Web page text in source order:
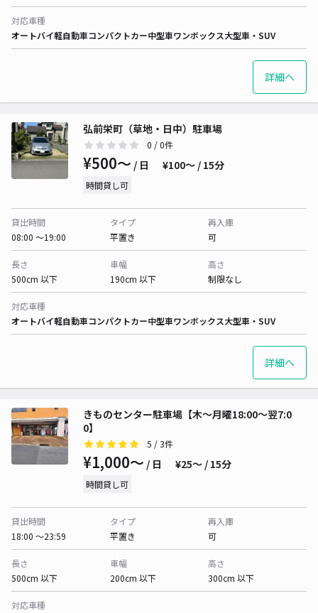
対応車種
オートバイ軽自動車コンパクトカー中型車ワンボックス大型車・SUV
詳細へ
弘前栄町（草地・日中）駐車場
0 / 0件
¥500〜 / 日 ¥100〜 / 15分
時間貸し可
貸出時間
08:00 〜19:00
タイプ
平置き
再入庫
可
長さ
500cm 以下
車幅
190cm 以下
高さ
制限なし
対応車種
オートバイ軽自動車コンパクトカー中型車ワンボックス大型車・SUV
詳細へ
きものセンター駐車場【木～月曜18:00～翌7:0
0】
5 / 3件
¥1,000〜 / 日 ¥25〜 / 15分
時間貸し可
貸出時間
18:00 〜23:59
タイプ
平置き
再入庫
可
長さ
500cm 以下
車幅
200cm 以下
高さ
300cm 以下
対応車種